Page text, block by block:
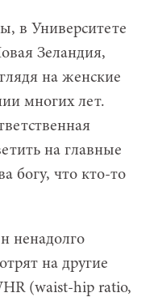
в Университете
Зеландия,
на женские
многих лет.
на главные
богу, что кто-то
ненадолго
на другие
(waist-hip ratio,